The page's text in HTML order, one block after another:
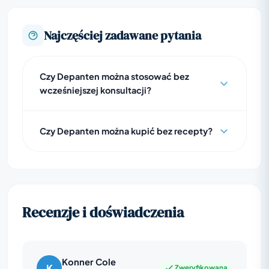
Najczęściej zadawane pytania
Czy Depanten można stosować bez
wcześniejszej konsultacji?
Czy Depanten można kupić bez recepty?
Recenzje i doświadczenia
Konner Cole